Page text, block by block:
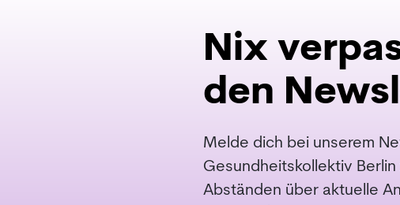
Nix
den
Melde dich bei unserem
Gesundheitskollektiv
Abständen über aktuelle